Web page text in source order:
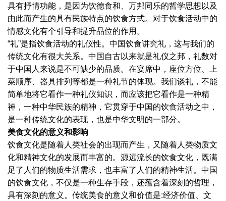
具有抒情功能，是因为饮德食和、万邦同乐的哲学思想以及
由此而产生的具有民族特点的饮食方式。对于饮食活动中的
情感文化有个引导和提升品位的作用。
“礼”是指饮食活动的礼仪性。中国饮食讲究礼，这与我们的
传统文化有很大关系。中国自古以来就是礼仪之邦，礼数对
于中国人来说是不可缺少的品质。在宴席中，座位方位、上
菜顺序、器具排列等都是一种礼节的体现。我们谈礼，不能
简单地将它看作一种礼仪知识，而应该把它看作是一种精
神，一种中华民族的精神，它贯穿于中国的饮食活动之中，
是一种传统文化的表现，也是中华文明的一部分。
美食文化的意义和影响
饮食文化是随着人类社会的出现而产生，又随着人类物质文
化和精神文化的发展而丰富的。源远流长的饮食文化，既满
足了人们的物质生活需求，也丰富了人们的精神生活。中国
的饮食文化，不仅是一种生存手段，还蕴含着深刻的哲理，
具有深刻的意义。传统美食的意义和价值是:经济价值、文